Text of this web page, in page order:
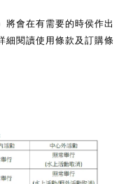
將會在有需要的時侯作出
細閱讀使用條款及訂購條